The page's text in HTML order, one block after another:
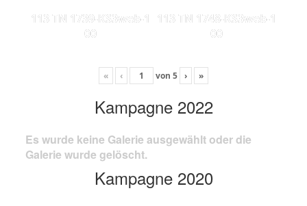
113 TN 1739-KS3web-1
00
113 TN 1748-KS3web-1
00
« ‹ von 5 › »
Kampagne 2022
Es wurde keine Galerie ausgewählt oder die
Galerie wurde gelöscht.
Kampagne 2020